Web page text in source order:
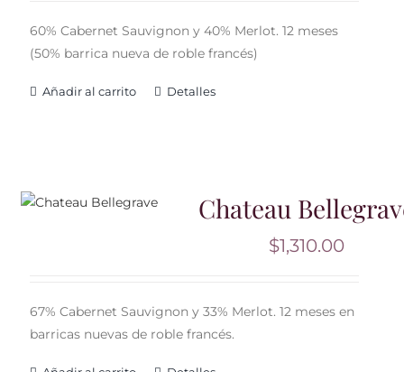
60% Cabernet Sauvignon y 40% Merlot. 12 meses
(50% barrica nueva de roble francés)
Añadir al carrito Detalles
Chateau
$1,310.00
67% Cabernet Sauvignon y 33% Merlot. 12 meses en
barricas nuevas de roble francés.